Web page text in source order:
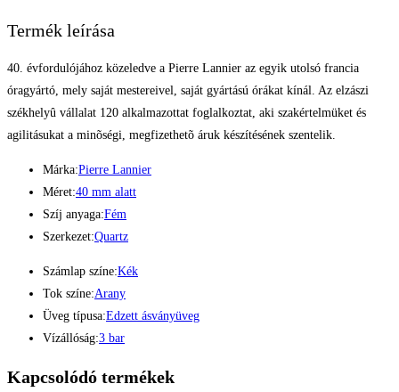
Termék leírása
40. évfordulójához közeledve a Pierre Lannier az egyik utolsó francia
óragyártó, mely saját mestereivel, saját gyártású órákat kínál. Az elzászi
székhelyû vállalat 120 alkalmazottat foglalkoztat, aki szakértelmüket és
agilitásukat a minõségi, megfizethetõ áruk készítésének szentelik.
Márka:Pierre Lannier
Méret:40 mm alatt
Szíj anyaga:Fém
Szerkezet:Quartz
Számlap színe:Kék
Tok színe:Arany
Üveg típusa:Edzett ásványüveg
Vízállóság:3 bar
Kapcsolódó termékek